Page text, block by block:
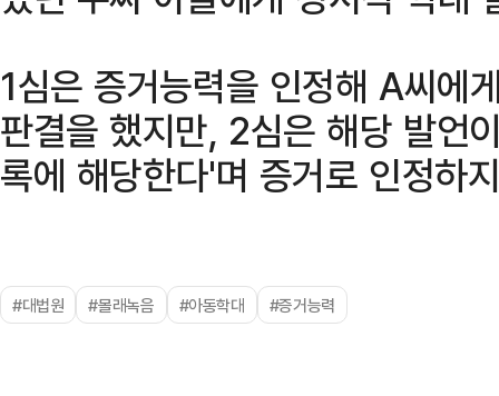
1심은 증거능력을 인정해 A씨에
판결을 했지만, 2심은 해당 발언
록에 해당한다'며 증거로 인정하
#대법원 #몰래녹음 #아동학대 #증거능력